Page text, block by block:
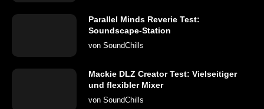
Parallel Minds Reverie Test:
Soundscape-Station
von SoundChills
Mackie DLZ Creator Test: Vielseitiger
und flexibler Mixer
von SoundChills